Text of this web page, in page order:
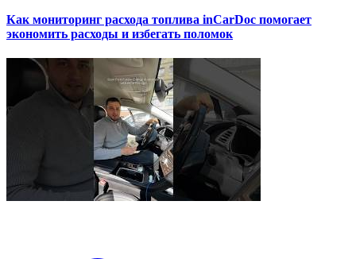
Как мониторинг расхода топлива inCarDoc помогает
экономить расходы и избегать поломок